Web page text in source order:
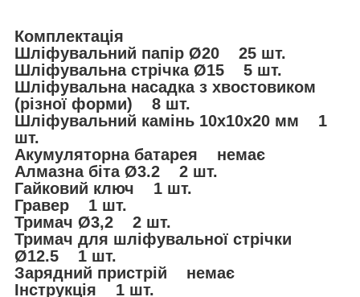
Комплектація
Шліфувальний папір Ø20 25 шт.
Шліфувальна стрічка Ø15 5 шт.
Шліфувальна насадка з хвостовиком
(різної форми) 8 шт.
Шліфувальний камінь 10х10х20 мм 1
шт.
Акумуляторна батарея немає
Алмазна біта Ø3.2 2 шт.
Гайковий ключ 1 шт.
Гравер 1 шт.
Тримач Ø3,2 2 шт.
Тримач для шліфувальної стрічки
Ø12.5 1 шт.
Зарядний пристрій немає
Інструкція 1 шт.